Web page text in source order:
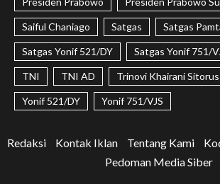
Saiful Chaniago Satgas Satgas
Satgas Yonif 521/DY Satgas Yonif 751/
TNI TNI AD Trinovi Khairani Sitorus
Yonif 521/DY Yonif 751/VJS
Redaksi Kontak Iklan Tentang Kami
Pedoman Media Siber